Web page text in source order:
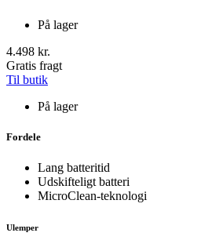
På lager
4.498 kr.
Gratis fragt
Til butik
På lager
Fordele
Lang batteritid
Udskifteligt batteri
MicroClean-teknologi
Ulemper